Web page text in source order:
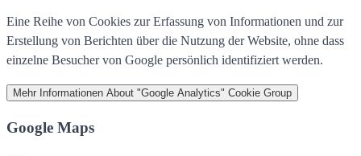
Eine Reihe von Cookies zur Erfassung von Informationen und zur
Erstellung von Berichten über die Nutzung der Website, ohne dass
einzelne Besucher von Google persönlich identifiziert werden.
Mehr Informationen About "Google Analytics" Cookie Group
Google Maps